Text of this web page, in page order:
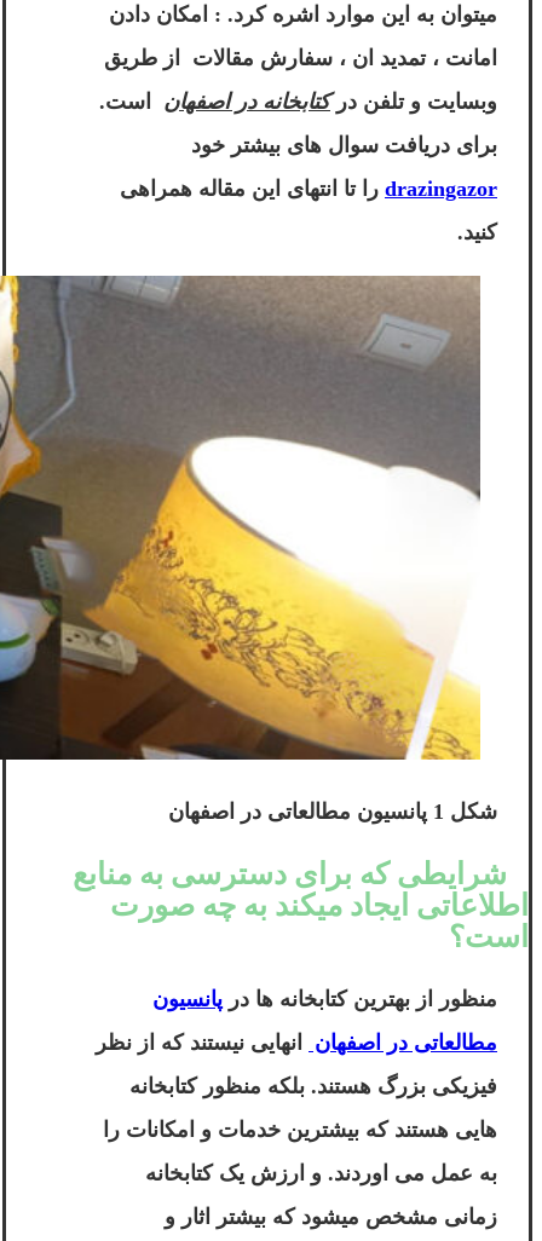
میتوان به این موارد اشره کرد. : امکان دادن
امانت ، تمدید ان ، سفارش مقالات از طریق
وبسایت و تلفن درکتابخانه در اصفهان است.
برای دریافت سوال های بیشتر خود
drazingazor را تا انتهای این مقاله همراهی
کنید.
شکل 1 پانسیون مطالعاتی در اصفهان
شرایطی که برای دسترسی به منابع
اطلاعاتی ایجاد میکند به چه صورت
است؟
منظور از بهترین کتابخانه ها در پانسیون
مطالعاتی در اصفهان
انهایی نیستند که از نظر
فیزیکی بزرگ هستند. بلکه منظور کتابخانه
هایی هستند که بیشترین خدمات و امکانات را
به عمل می اوردند. و ارزش یک کتابخانه
زمانی مشخص میشود که بیشتر اثار و